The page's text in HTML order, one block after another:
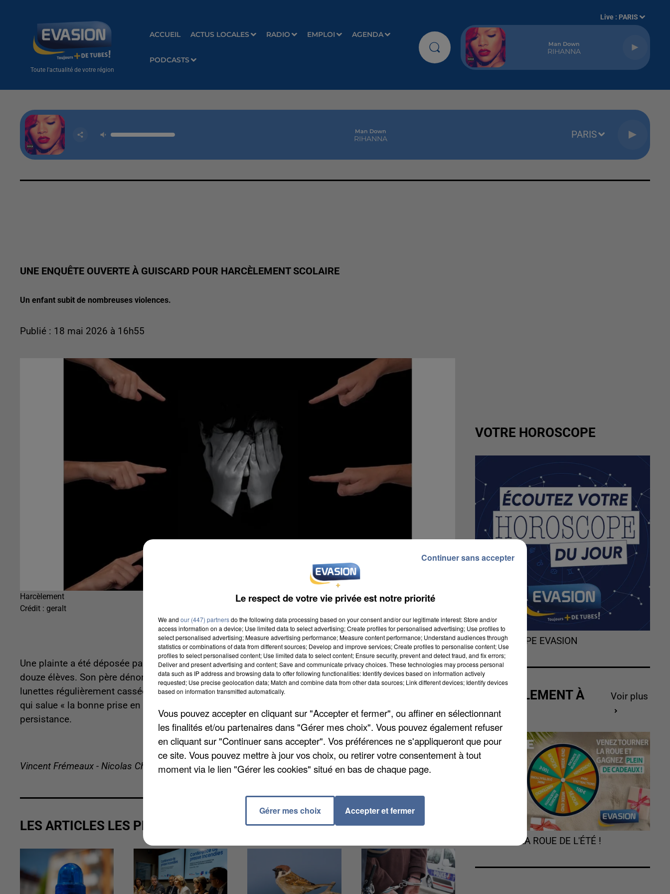
Toute l'actualité de votre région
ACCUEIL ACTUS LOCALES RADIO EMPLOI AGENDA
PODCASTS
Live : PARIS
Man Down
RIHANNA
Man Down
RIHANNA PARIS
UNE ENQUÊTE OUVERTE À GUISCARD POUR HARCÈLEMENT SCOLAIRE
Un enfant subit de nombreuses violences.
Publié : 18 mai 2026 à 16h55
Harcèlement
Crédit : geralt
Une plainte a été déposée par les parents d’un élève de CM2 à l’école du Centre se disant harcelé par
douze élèves. Son père dénonce des « coups répétés », des « tentatives d’étranglement » et des
lunettes régulièrement cassées. Des comportements « devenus quotidiens » selon le père de l’enfant
qui salue « la bonne prise en compte du problème » par le personnel mais porte plainte face à sa
persistance.
Vincent Frémeaux - Nicolas Chacun
LES ARTICLES LES PLUS VUS
VOTRE HOROSCOPE
L'HOROSCOPE EVASION
ACTUELLEMENT À
GAGNER
Voir plus
TOURNEZ LA ROUE DE L'ÉTÉ !
Le respect de votre vie privée est notre priorité
We and our (447) partnersdo the following data processing based on your consent and/or our legitimate interest: Store and/or
access information on a device; Use limited data to select advertising; Create profiles for personalised advertising; Use profiles to
select personalised advertising; Measure advertising performance; Measure content performance; Understand audiences through
statistics or combinations of data from different sources; Develop and improve services; Create profiles to personalise content; Use
profiles to select personalised content; Use limited data to select content; Ensure security, prevent and detect fraud, and fix errors;
Deliver and present advertising and content; Save and communicate privacy choices. These technologies may process personal
data such as IP address and browsing data to offer following functionalities: Identify devices based on information actively
requested; Use precise geolocation data; Match and combine data from other data sources; Link different devices; Identify devices
based on information transmitted automatically.
Vous pouvez accepter en cliquant sur "Accepter et fermer", ou affiner en sélectionnant
les finalités et/ou partenaires dans "Gérer mes choix". Vous pouvez également refuser
en cliquant sur "Continuer sans accepter". Vos préférences ne s'appliqueront que pour
ce site. Vous pouvez mettre à jour vos choix, ou retirer votre consentement à tout
moment via le lien "Gérer les cookies" situé en bas de chaque page.
Gérer mes choix Accepter et fermer
Continuer sans accepter